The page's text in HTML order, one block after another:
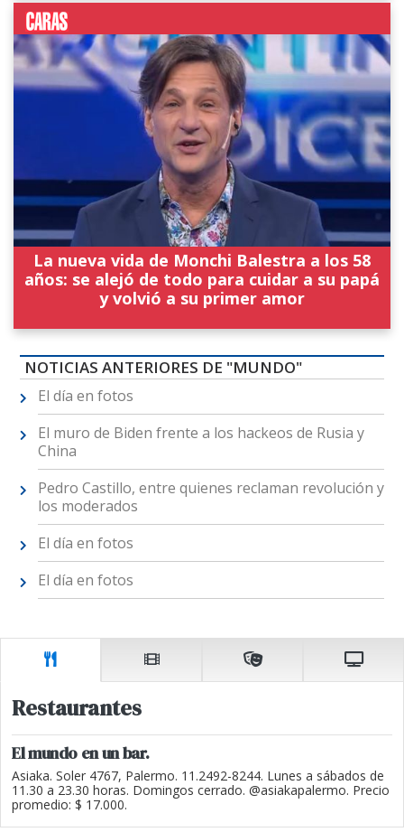
La nueva vida de Monchi Balestra a los 58
años: se alejó de todo para cuidar a su papá
y volvió a su primer amor
NOTICIAS ANTERIORES DE "MUNDO"
El día en fotos
El muro de Biden frente a los hackeos de Rusia y
China
Pedro Castillo, entre quienes reclaman revolución y
los moderados
El día en fotos
El día en fotos
Restaurantes
El mundo en un bar.
Asiaka. Soler 4767, Palermo. 11.2492-8244. Lunes a sábados de
11.30 a 23.30 horas. Domingos cerrado. @asiakapalermo. Precio
promedio: $ 17.000.